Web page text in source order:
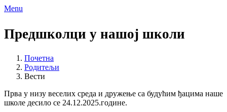
Menu
Предшколци у нашој школи
Почетна
Родитељи
Вести
Прва у низу веселих среда и дружење са будућим ђацима наше
школе десило се 24.12.2025.године.